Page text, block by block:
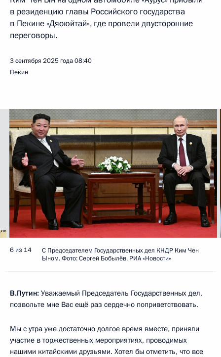
в резиденцию главы Российского государства
в Пекине «Дяоюйтай», где провели двусторонние
переговоры.
3 сентября 2025 года08:40
Пекин
6 из 14
С Председателем Государственных дел КНДР Ким Чен
Ыном. Фото: Сергей Бобылёв, РИА «Новости»
В.Путин: Уважаемый Председатель Государственных дел,
позвольте мне Вас ещё раз сердечно поприветствовать.
Мы с утра уже достаточно долгое время вместе, приняли
участие в торжественных мероприятиях, проводимых
нашими китайскими друзьями. Хотел бы отметить, что все